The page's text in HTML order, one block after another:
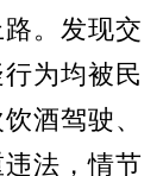
。发现交
为均被民
酒驾驶、
法，情节